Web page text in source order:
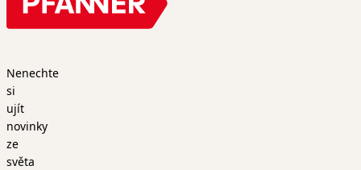
Nenechte
si
ujít
novinky
ze
světa